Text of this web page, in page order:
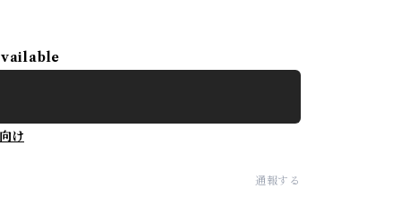
け
通報する